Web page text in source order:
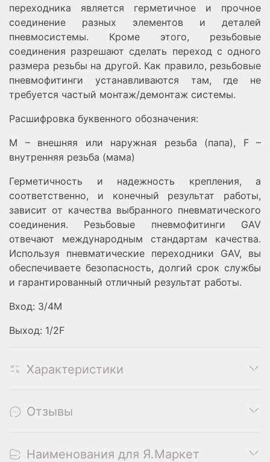
переходника является герметичное и прочное
соединение разных элементов и деталей
пневмосистемы. Кроме этого, резьбовые
соединения разрешают сделать переход с одного
размера резьбы на другой. Как правило, резьбовые
пневмофитинги устанавливаются там, где не
требуется частый монтаж/демонтаж системы.
Расшифровка буквенного обозначения:
M – внешняя или наружная резьба (папа), F –
внутренняя резьба (мама)
Герметичность и надежность крепления, а
соответственно, и конечный результат работы,
зависит от качества выбранного пневматического
соединения. Резьбовые пневмофитинги GAV
отвечают международным стандартам качества.
Используя пневматические переходники GAV, вы
обеспечиваете безопасность, долгий срок службы
и гарантированный отличный результат работы.
Вход: 3/4M
Выход: 1/2F
Характеристики
Отзывы
Наименования для Я.Маркет